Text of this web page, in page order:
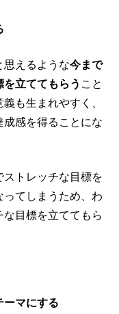
思えるような今まで
立ててもらう こと
も生まれやすく、
感を得ることにな
ストレッチな目標を
てしまうため、わ
な目標を立ててもら
ーマにする